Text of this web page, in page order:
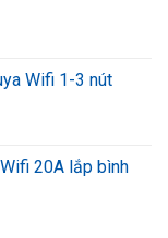
Wifi 1-3 nút
20A lắp bình